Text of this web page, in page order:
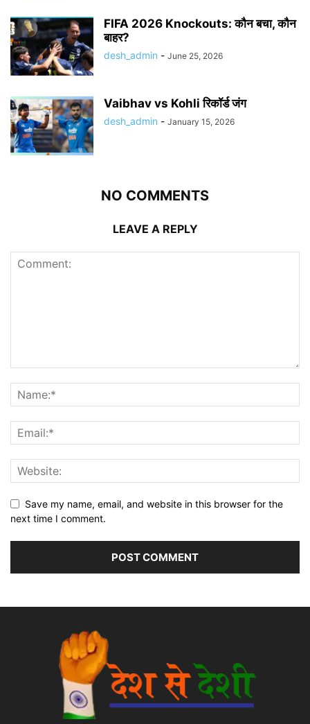
FIFA 2026 Knockouts: कौन बचा, कौन
बाहर?
desh_admin - June 25, 2026
Vaibhav vs Kohli रिकॉर्ड जंग
desh_admin - January 15, 2026
NO COMMENTS
LEAVE A REPLY
Save my name, email, and website in this browser for the
next time I comment.